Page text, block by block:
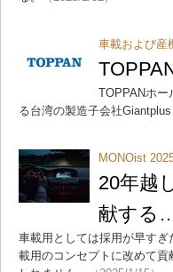
車載および産
TOPPANホー
る台湾の製造子会社Giantplus
MONOist
20年越
献する
車載用としては採用が早す
載用のコンセプトに改めて